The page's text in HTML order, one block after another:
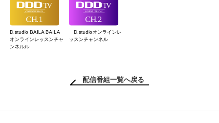
D.studio BAILA BAILA
オンラインレッスンチャ
ンネルル
D.studioオンラインレ
ッスンチャンネル
配信番組一覧へ戻る